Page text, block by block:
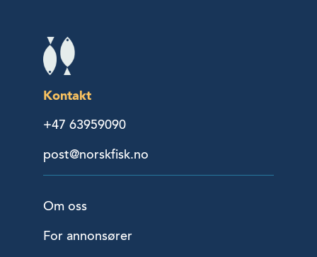
Kontakt
+47 63959090
post@norskfisk.no
Om oss
For annonsører